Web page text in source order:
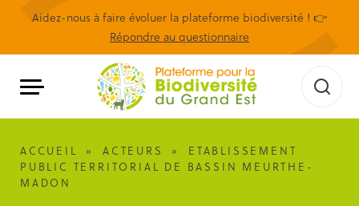
Aidez-nous à faire évoluer la plateforme biodiversité ! 👉
Répondre au questionnaire
ACCUEIL » ACTEURS »
ETABLISSEMENT
PUBLIC TERRITORIAL DE BASSIN MEURTHE-
MADON